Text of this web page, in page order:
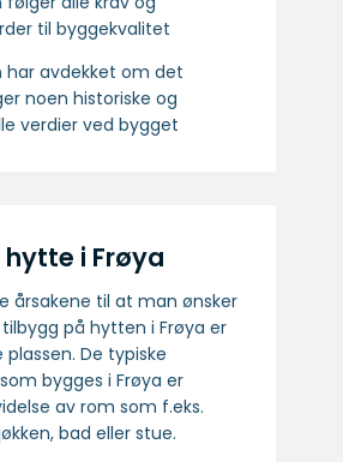
til byggekvalitet
avdekket om det
noen historiske og
verdier ved bygget
i Frøya
årsakene til at man ønsker
på hytten i Frøya er
De typiske
bygges i Frøya er
av rom som f.eks.
bad eller stue.